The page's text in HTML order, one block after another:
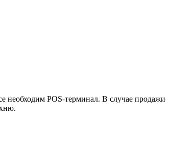
необходим POS-терминал. В случае продажи